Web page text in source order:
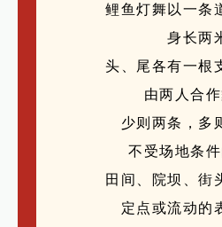
鲤鱼灯舞以一条
身长两
头、尾各有一根
由两人合
少则两条，多
不受场地条件
田间、院坝、街
定点或流动的